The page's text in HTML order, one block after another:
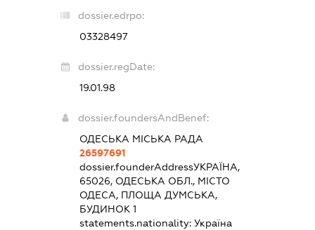
dossier.edrpo:
03328497
dossier.regDate:
19.01.98
dossier.foundersAndBenef:
ОДЕСЬКА МІСЬКА РАДА
26597691
dossier.founderAddressУКРАЇНА,
65026, ОДЕСЬКА ОБЛ., МІСТО
ОДЕСА, ПЛОЩА ДУМСЬКА,
БУДИНОК 1
statements.nationality:Україна